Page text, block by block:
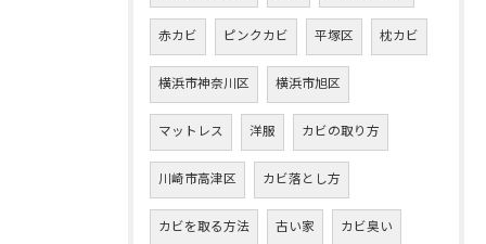
赤カビ ピンクカビ 平塚区 枕カビ
横浜市神奈川区 横浜市旭区
マットレス 洋服 カビの取り方
川崎市高津区 カビ落とし方
カビを取る方法 古い家 カビ臭い